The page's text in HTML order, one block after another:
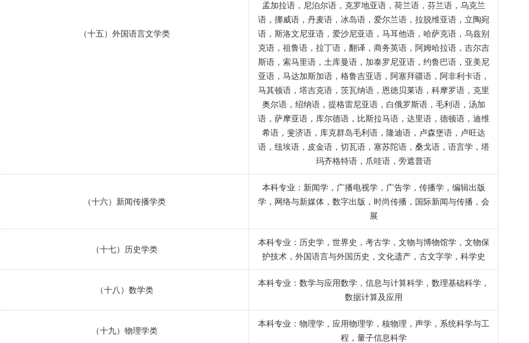
（十五）外国语言文学类
孟加拉语，尼泊尔语，克罗地亚语，荷兰语，芬兰语，乌克兰
语，挪威语，丹麦语，冰岛语，爱尔兰语，拉脱维亚语，立陶宛
语，斯洛文尼亚语，爱沙尼亚语，马耳他语，哈萨克语，乌兹别
克语，祖鲁语，拉丁语，翻译，商务英语，阿姆哈拉语，吉尔吉
斯语，索马里语，土库曼语，加泰罗尼亚语，约鲁巴语，亚美尼
亚语，马达加斯加语，格鲁吉亚语，阿塞拜疆语，阿非利卡语，
马其顿语，塔吉克语，茨瓦纳语，恩徳贝莱语，科摩罗语，克里
奥尔语，绍纳语，提格雷尼亚语，白俄罗斯语，毛利语，汤加
语，萨摩亚语，库尔德语，比斯拉马语，达里语，德顿语，迪维
希语，斐济语，库克群岛毛利语，隆迪语，卢森堡语，卢旺达
语，纽埃语，皮金语，切瓦语，塞苏陀语，桑戈语，语言学，塔
玛齐格特语，爪哇语，旁遮普语
（十六）新闻传播学类
本科专业：新闻学，广播电视学，广告学，传播学，编辑出版
学，网络与新媒体，数字出版，时尚传播，国际新闻与传播，会
展
（十七）历史学类
本科专业：历史学，世界史，考古学，文物与博物馆学，文物保
护技术，外国语言与外国历史，文化遗产，古文字学，科学史
（十八）数学类
本科专业：数学与应用数学，信息与计算科学，数理基础科学，
数据计算及应用
（十九）物理学类
本科专业：物理学，应用物理学，核物理，声学，系统科学与工
程，量子信息科学